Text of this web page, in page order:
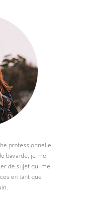
professionnelle
bavarde, je me
de sujet qui me
en tant que